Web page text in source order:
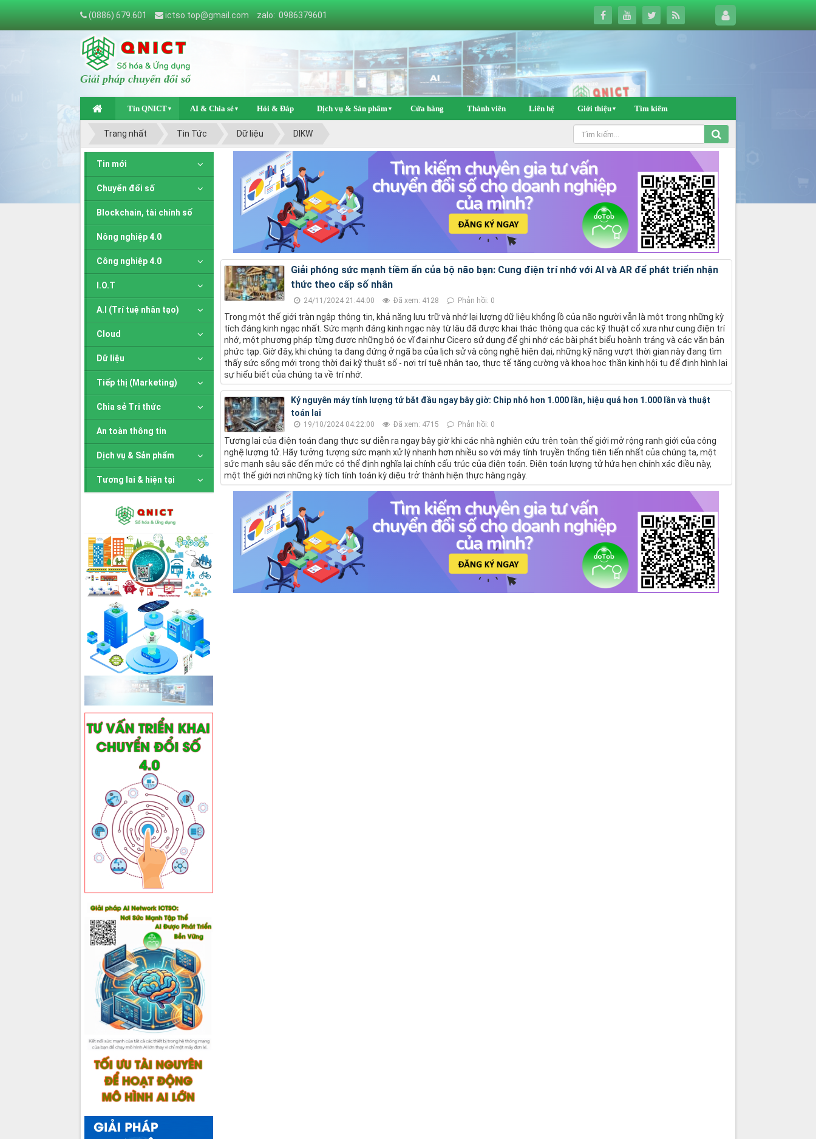
(0886) 679.601 ictso.top@gmail.com zalo: 0986379601
Giải pháp chuyển đổi số
Tin QNICT▼ AI & Chia sẻ▼ Hỏi & Đáp Dịch vụ & Sản phẩm ▼ Cửa hàng Thành viên Liên hệ Giới thiệu▼ Tìm kiếm
Trang nhất Tin Tức Dữ liệu DIKW
Giải phóng sức mạnh tiềm ẩn của bộ não bạn: Cung điện trí nhớ với AI và AR để phát triển nhận
thức theo cấp số nhân
24/11/2024 21:44:00 Đã xem: 4128 Phản hồi: 0
Trong một thế giới tràn ngập thông tin, khả năng lưu trữ và nhớ lại lượng dữ liệu khổng lồ của não người vẫn là một trong những kỳ
tích đáng kinh ngạc nhất. Sức mạnh đáng kinh ngạc này từ lâu đã được khai thác thông qua các kỹ thuật cổ xưa như cung điện trí
nhớ, một phương pháp từng được những bộ óc vĩ đại như Cicero sử dụng để ghi nhớ các bài phát biểu hoành tráng và các văn bản
phức tạp. Giờ đây, khi chúng ta đang đứng ở ngã ba của lịch sử và công nghệ hiện đại, những kỹ năng vượt thời gian này đang tìm
thấy sức sống mới trong thời đại kỹ thuật số - nơi trí tuệ nhân tạo, thực tế tăng cường và khoa học thần kinh hội tụ để định hình lại
sự hiểu biết của chúng ta về trí nhớ.
Kỷ nguyên máy tính lượng tử bắt đầu ngay bây giờ: Chip nhỏ hơn 1.000 lần, hiệu quả hơn 1.000 lần và thuật
toán lai
19/10/2024 04:22:00 Đã xem: 4715 Phản hồi: 0
Tương lai của điện toán đang thực sự diễn ra ngay bây giờ khi các nhà nghiên cứu trên toàn thế giới mở rộng ranh giới của công
nghệ lượng tử. Hãy tưởng tượng sức mạnh xử lý nhanh hơn nhiều so với máy tính truyền thống tiên tiến nhất của chúng ta, một
sức mạnh sâu sắc đến mức có thể định nghĩa lại chính cấu trúc của điện toán. Điện toán lượng tử hứa hẹn chính xác điều này,
một thế giới nơi những kỳ tích tính toán kỳ diệu trở thành hiện thực hàng ngày.
Tin mới
Chuyển đổi số
Blockchain, tài chính số
Nông nghiệp 4.0
Công nghiệp 4.0
I.O.T
A.I (Trí tuệ nhân tạo)
Cloud
Dữ liệu
Tiếp thị (Marketing)
Chia sẻ Tri thức
An toàn thông tin
Dịch vụ & Sản phẩm
Tương lai & hiện tại